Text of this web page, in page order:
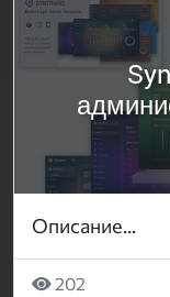
Описание...
202